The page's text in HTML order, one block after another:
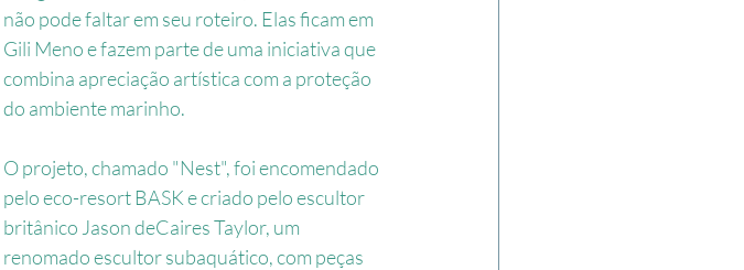
não pode faltar em seu roteiro. Elas ficam em
Gili Meno e fazem parte de uma iniciativa que
combina apreciação artística com a proteção
do ambiente marinho.
O projeto, chamado "Nest", foi encomendado
pelo eco-resort BASK e criado pelo escultor
britânico Jason deCaires Taylor, um
renomado escultor subaquático, com peças